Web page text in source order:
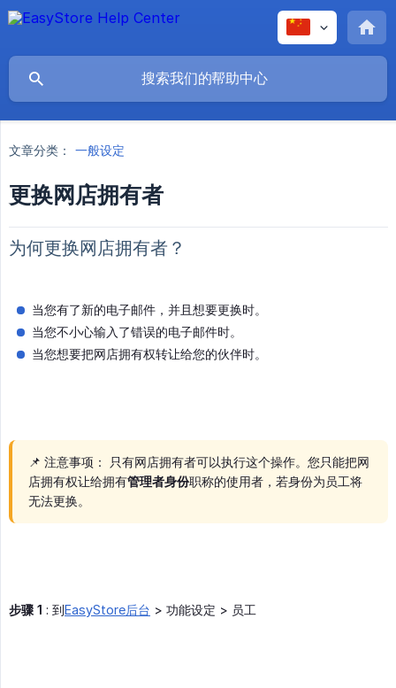
文章分类： 一般设定
更换网店拥有者
为何更换网店拥有者？
当您有了新的电子邮件，并且想要更换时。
当您不小心输入了错误的电子邮件时。
当您想要把网店拥有权转让给您的伙伴时。
📌 注意事项： 只有网店拥有者可以执行这个操作。您只能把网
店拥有权让给拥有管理者身份职称的使用者，若身份为员工将
无法更换。
步骤 1 : 到EasyStore后台 > 功能设定 > 员工